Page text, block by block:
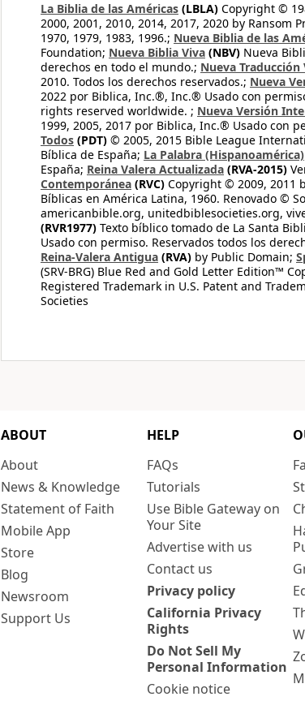
La Biblia de las Américas (LBLA) Copyright ©
2000, 2001, 2010, 2014, 2017, 2020 by Ransom
1970, 1979, 1983, 1996.; Nueva Biblia de las
Foundation; Nueva Biblia Viva (NBV) Nueva
derechos en todo el mundo.; Nueva Traducción
2010. Todos los derechos reservados.; Nueva
2022 por Biblica, Inc.®, Inc.® Usado con
rights reserved worldwide. ; Nueva Versión
1999, 2005, 2017 por Biblica, Inc.® Usado con
Todos (PDT) © 2005, 2015 Bible League
Bíblica de España; La Palabra (Hispanoamérica)
España; Reina Valera Actualizada (RVA-2015)
Contemporánea (RVC) Copyright © 2009, 2011
Bíblicas en América Latina, 1960. Renovado ©
americanbible.org, unitedbiblesocieties.org,
(RVR1977) Texto bíblico tomado de La Santa
Usado con permiso. Reservados todos los
Reina-Valera Antigua (RVA) by Public Domain;
(SRV-BRG) Blue Red and Gold Letter Edition™
Registered Trademark in U.S. Patent and
Societies
ABOUT
About
News & Knowledge
Statement of Faith
Mobile App
Store
Blog
Newsroom
Support Us
HELP
FAQs
Tutorials
Use Bible Gateway on
Your Site
Advertise with us
Contact us
Privacy policy
California Privacy
Rights
Do Not Sell My
Personal Information
Cookie notice